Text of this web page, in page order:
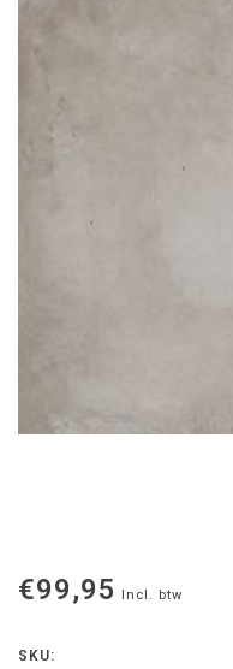
€99,95 Incl. btw
SKU: